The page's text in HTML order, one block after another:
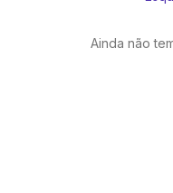
Ainda não